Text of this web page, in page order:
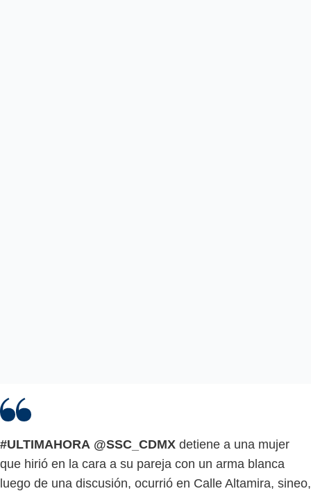
#ULTIMAHORA @SSC_CDMX detiene a una mujer
que hirió en la cara a su pareja con un arma blanca
luego de una discusión, ocurrió en Calle Altamira, sineo,